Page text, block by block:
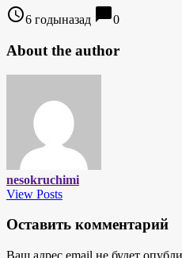
access_time6 годыназад chat_bubble0
About the author
nesokruchimi
View Posts
Оставить комментарий
Ваш адрес email не будет